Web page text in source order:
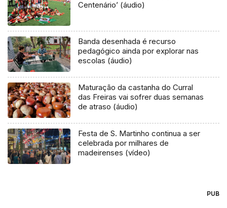
Centenário’ (áudio)
Banda desenhada é recurso
pedagógico ainda por explorar nas
escolas (áudio)
Maturação da castanha do Curral
das Freiras vai sofrer duas semanas
de atraso (áudio)
Festa de S. Martinho continua a ser
celebrada por milhares de
madeirenses (vídeo)
PUB